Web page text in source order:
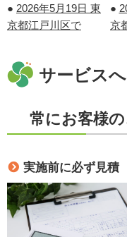
● 2026年5月19日 東
京都江戸川区で
立てを行いました！
●
京
サービス
常にお客様
実施前に必ず見積